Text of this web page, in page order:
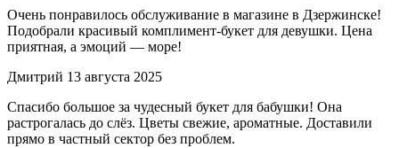
Очень понравилось обслуживание в магазине в Дзержинске!
Подобрали красивый комплимент-букет для девушки. Цена
приятная, а эмоций — море!
Дмитрий 13 августа 2025
Спасибо большое за чудесный букет для бабушки! Она
растрогалась до слёз. Цветы свежие, ароматные. Доставили
прямо в частный сектор без проблем.